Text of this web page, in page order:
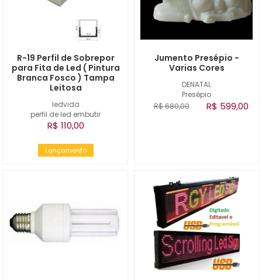
ledvida
perfil de led embutir
R-19 Perfil de Sobrepor
para Fita de Led ( Pintura
Branca Fosco ) Tampa
Leitosa
R$ 110,00
Lançamento
DENATAL
Presépio
Jumento Presépio -
Varias Cores
R$ 680,00 R$ 599,00